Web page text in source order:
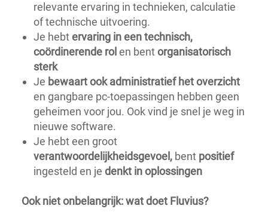
relevante ervaring in technieken, calculatie
of technische uitvoering.
Je hebtervaring in een technisch,
coördinerende rol en bentorganisatorisch
sterk
Je bewaart ook administratief het overzicht
en gangbare pc-toepassingen hebben geen
geheimen voor jou. Ook vind je snel je weg in
nieuwe software.
Je hebt een groot
verantwoordelijkheidsgevoel, bent positief
ingesteld en je denkt in oplossingen
Ook niet onbelangrijk: wat doet Fluvius?